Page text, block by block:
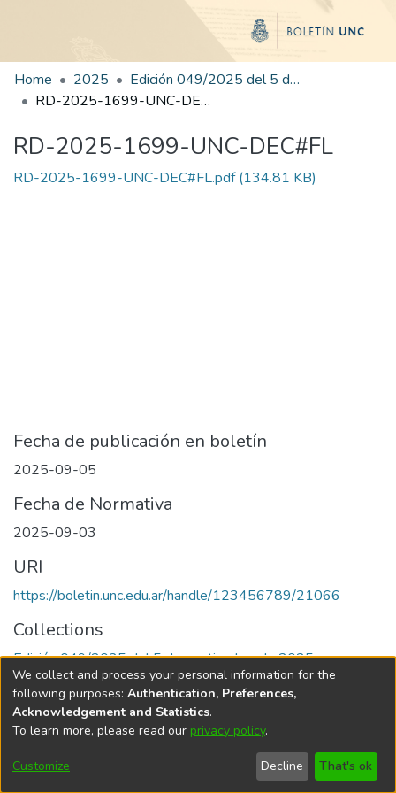
Home 2025
Edición 049/2025 del 5 de septiembre de 2025
RD-2025-1699-UNC-DEC#FL
RD-2025-1699-UNC-DEC#FL
RD-2025-1699-UNC-DEC#FL.pdf(134.81 KB)
Fecha de publicación en boletín
2025-09-05
Fecha de Normativa
2025-09-03
URI
https://boletin.unc.edu.ar/handle/123456789/21066
Collections
Edición 049/2025 del 5 de septiembre de 2025
Universidad Nacional de Córdoba
We collect and process your personal information for the
following purposes: Authentication, Preferences,
Acknowledgement and Statistics.
To learn more, please read our privacy policy.
Customize Decline That's ok